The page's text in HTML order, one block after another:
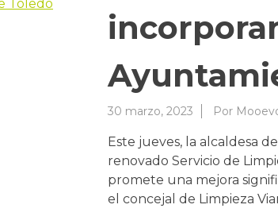
30 marzo, 2023 Por
Este jueves, la alcaldesa
renovado Servicio de
promete una mejora
el concejal de Limpieza